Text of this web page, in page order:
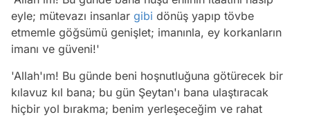
eyle; mütevazı insanlar gibi dönüş yapıp tövbe
etmemle göğsümü genişlet; imanınla, ey korkanların
imanı ve güveni!'
'Allah'ım! Bu günde beni hoşnutluğuna götürecek bir
kılavuz kıl bana; bu gün Şeytan'ı bana ulaştıracak
hiçbir yol bırakma; benim yerleşeceğim ve rahat